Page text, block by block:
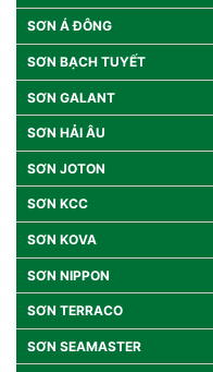
SƠN Á ĐÔNG
SƠN BẠCH TUYẾT
SƠN GALANT
SƠN HẢI ÂU
SƠN JOTON
SƠN KCC
SƠN KOVA
SƠN NIPPON
SƠN TERRACO
SƠN SEAMASTER